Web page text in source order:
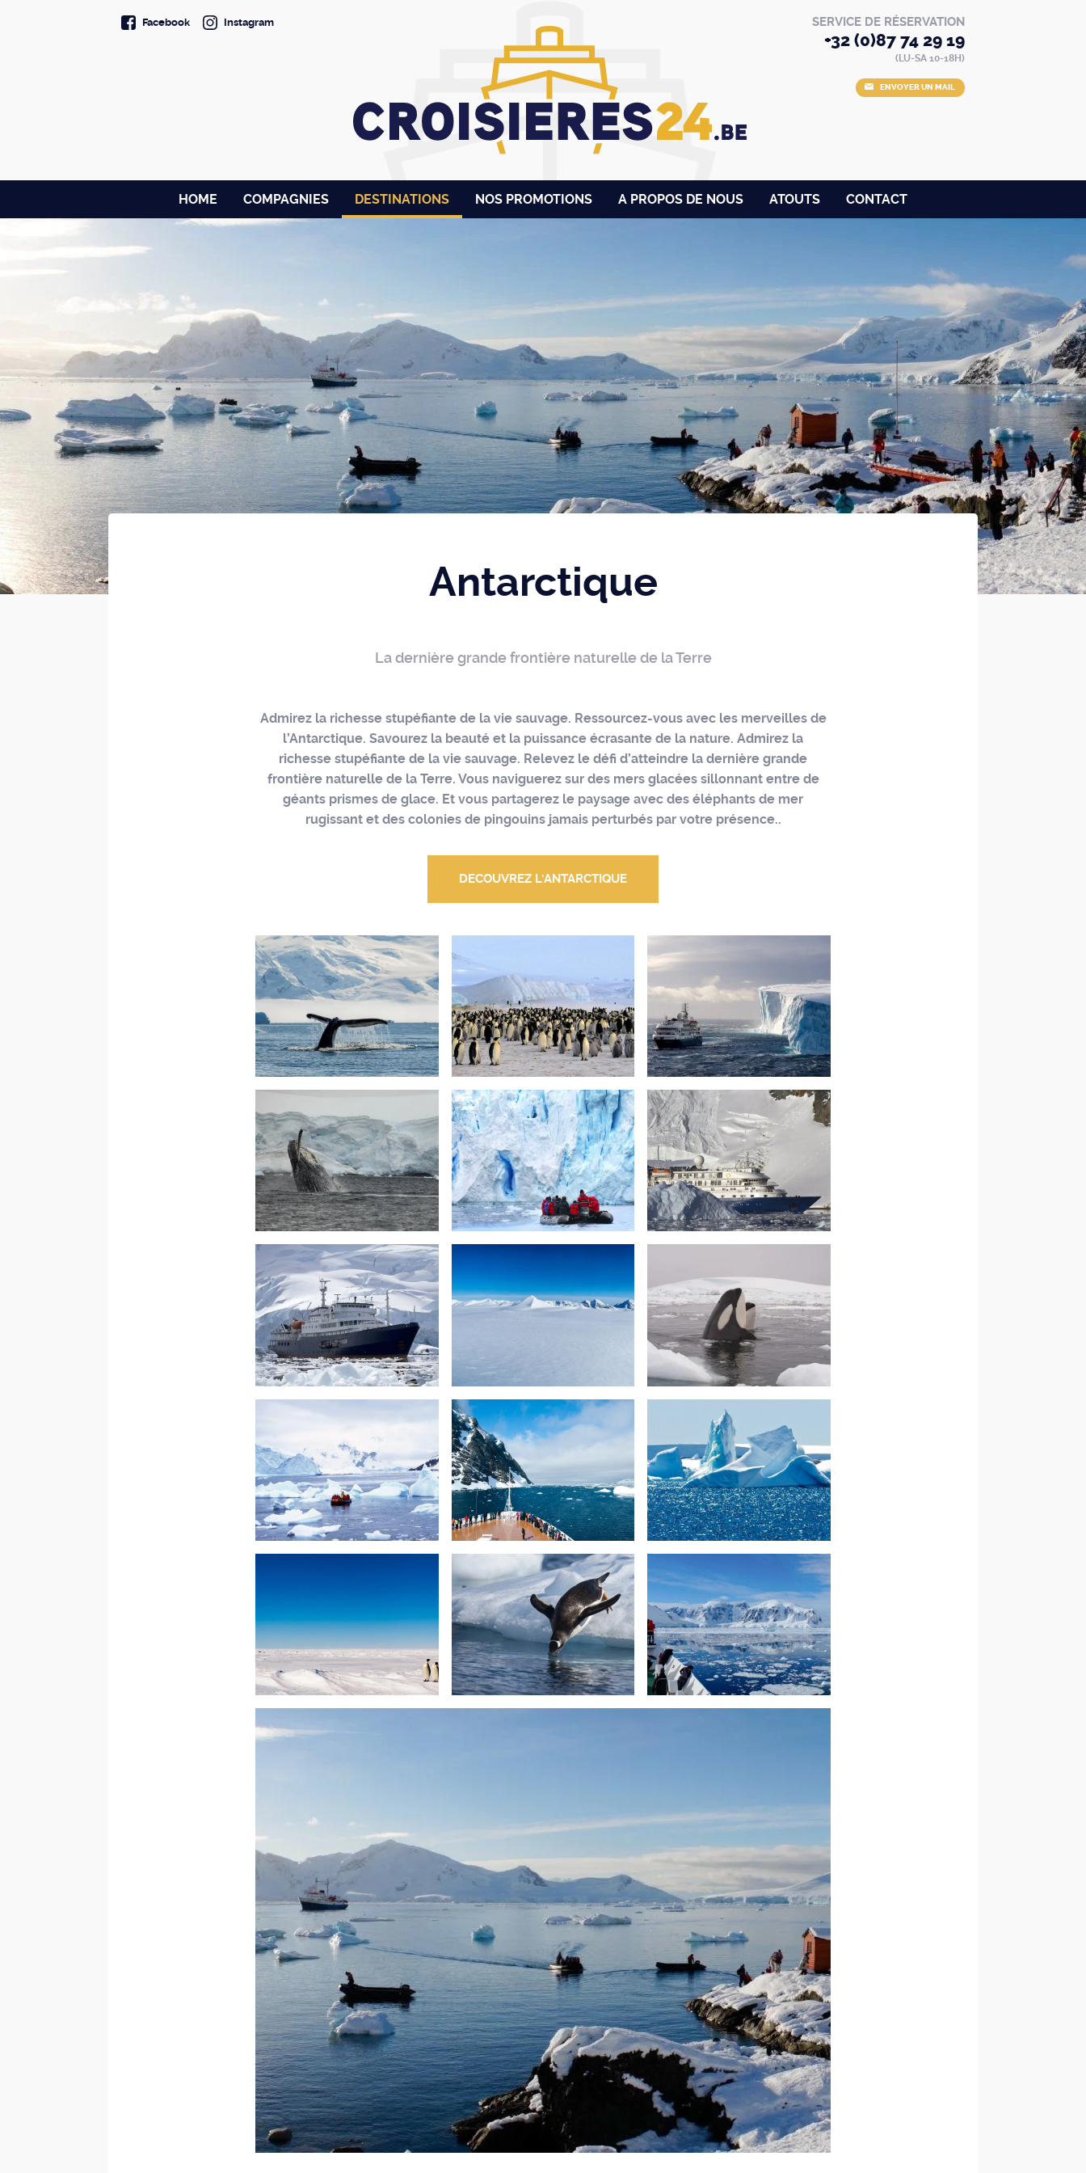
Facebook Instagram SERVICE DE RÉSERVATION
+32 (0)87 74 29 19
(LU-SA 10-18H)
ENVOYER UN MAIL
HOME COMPAGNIES DESTINATIONS NOS PROMOTIONS A PROPOS DE NOUS ATOUTS CONTACT
Antarctique
La dernière grande frontière naturelle de la Terre
Admirez la richesse stupéfiante de la vie sauvage. Ressourcez-vous avec les merveilles de
l’Antarctique. Savourez la beauté et la puissance écrasante de la nature. Admirez la
richesse stupéfiante de la vie sauvage. Relevez le défi d’atteindre la dernière grande
frontière naturelle de la Terre. Vous naviguerez sur des mers glacées sillonnant entre de
géants prismes de glace. Et vous partagerez le paysage avec des éléphants de mer
rugissant et des colonies de pingouins jamais perturbés par votre présence..
DECOUVREZ L'ANTARCTIQUE